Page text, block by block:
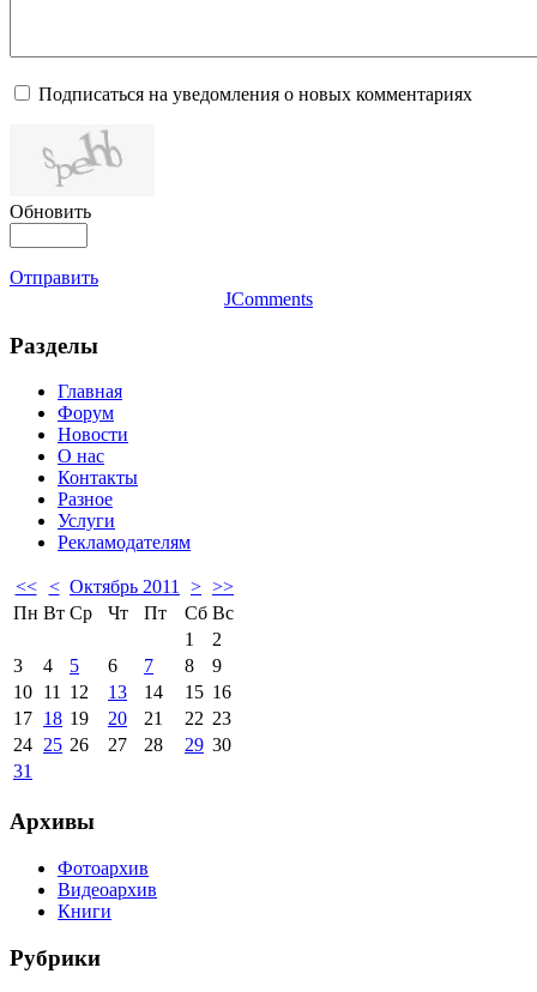
Подписаться на уведомления о новых комментариях
Обновить
Отправить
JComments
Разделы
Главная
Форум
Новости
О нас
Контакты
Разное
Услуги
Рекламодателям
<< < Октябрь 2011 > >>
Пн Вт Ср Чт Пт Сб Вс
1
2
3
4 5 6 7 8
9
10 11 12 13 14 15 16
17 18 19 20 21 22 23
24 25 26 27 28 29 30
31
Архивы
Фотоархив
Видеоархив
Книги
Рубрики